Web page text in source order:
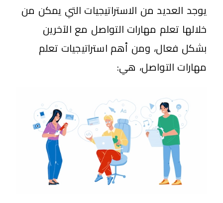
يوجد العديد من الاستراتيجيات التي يمكن من
خلالها تعلم مهارات التواصل مع الآخرين
بشكل فعال، ومن أهم استراتيجيات تعلم
مهارات التواصل، هي: